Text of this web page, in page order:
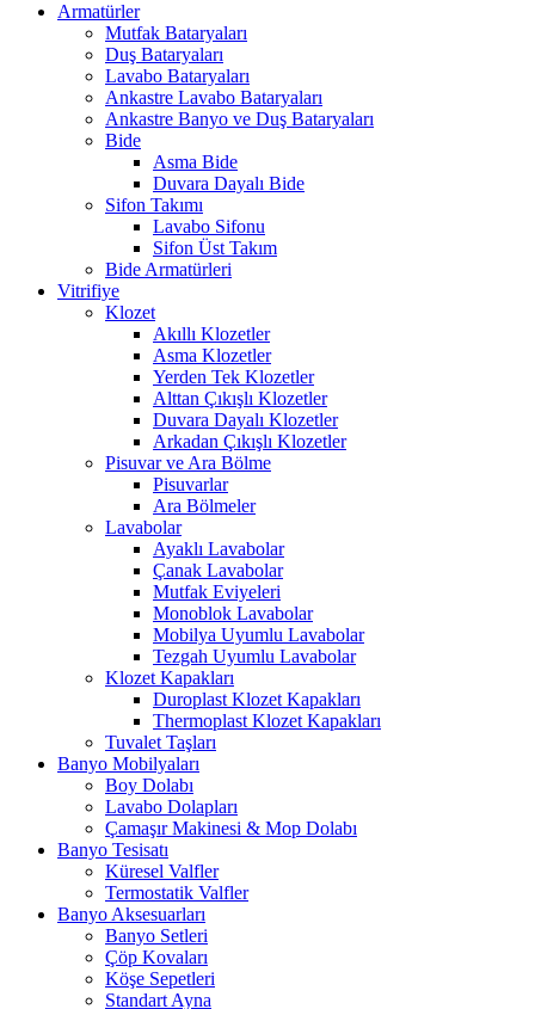
Armatürler
Mutfak Bataryaları
Duş Bataryaları
Lavabo Bataryaları
Ankastre Lavabo Bataryaları
Ankastre Banyo ve Duş Bataryaları
Bide
Asma Bide
Duvara Dayalı Bide
Sifon Takımı
Lavabo Sifonu
Sifon Üst Takım
Bide Armatürleri
Vitrifiye
Klozet
Akıllı Klozetler
Asma Klozetler
Yerden Tek Klozetler
Alttan Çıkışlı Klozetler
Duvara Dayalı Klozetler
Arkadan Çıkışlı Klozetler
Pisuvar ve Ara Bölme
Pisuvarlar
Ara Bölmeler
Lavabolar
Ayaklı Lavabolar
Çanak Lavabolar
Mutfak Eviyeleri
Monoblok Lavabolar
Mobilya Uyumlu Lavabolar
Tezgah Uyumlu Lavabolar
Klozet Kapakları
Duroplast Klozet Kapakları
Thermoplast Klozet Kapakları
Tuvalet Taşları
Banyo Mobilyaları
Boy Dolabı
Lavabo Dolapları
Çamaşır Makinesi & Mop Dolabı
Banyo Tesisatı
Küresel Valfler
Termostatik Valfler
Banyo Aksesuarları
Banyo Setleri
Çöp Kovaları
Köşe Sepetleri
Standart Ayna